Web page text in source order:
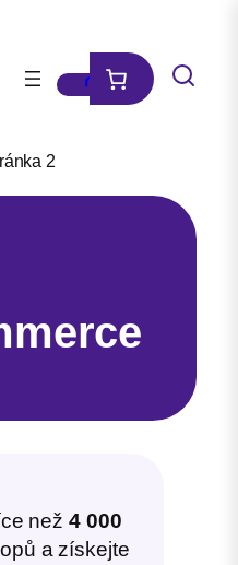
2
než4 000
a získejte